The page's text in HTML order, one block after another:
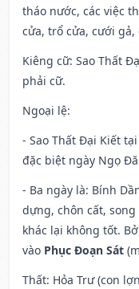
tháo nước, các việc
cửa, trổ cửa, cưới
Kiêng cữ: Sao Thất
phải cữ.
Ngoại lệ:
- Sao Thất Đại Kiết
đặc biệt ngày Ngọ
- Ba ngày là: Bính
dựng, chôn cất,
khác lại không tốt.
vào Phục Đoạn Sát
Thất: Hỏa Trư (con